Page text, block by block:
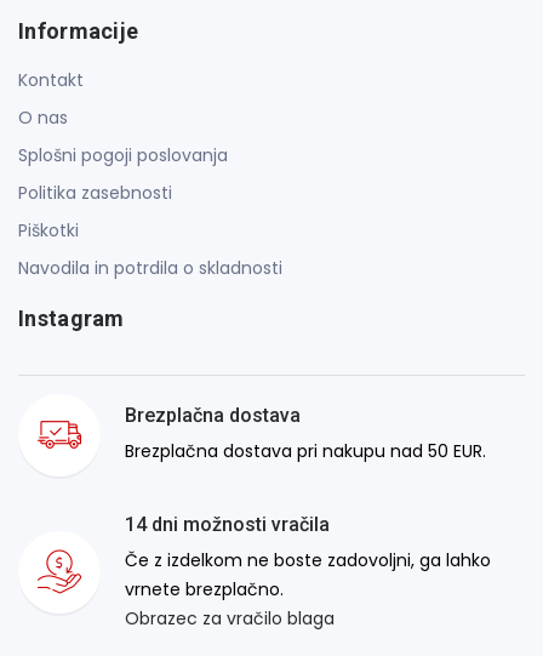
Informacije
Kontakt
O nas
Splošni pogoji poslovanja
Politika zasebnosti
Piškotki
Navodila in potrdila o skladnosti
Instagram
Brezplačna dostava
Brezplačna dostava pri nakupu nad 50 EUR.
14 dni možnosti vračila
Če z izdelkom ne boste zadovoljni, ga lahko
vrnete brezplačno.
Obrazec za vračilo blaga